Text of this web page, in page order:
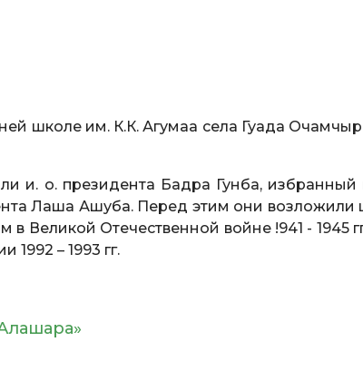
школе им. К.К. Агумаа села Гуада
и. о. президента Бадра Гунба, избранный
Лаша Ашуба. Перед этим они возложили
Великой Отечественной войне !941 - 1945
– 1993 гг.